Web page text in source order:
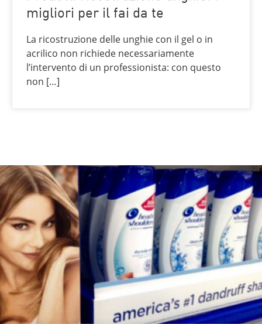
migliori per il fai da te
La ricostruzione delle unghie con il gel o in
acrilico non richiede necessariamente
l’intervento di un professionista: con questo
non […]